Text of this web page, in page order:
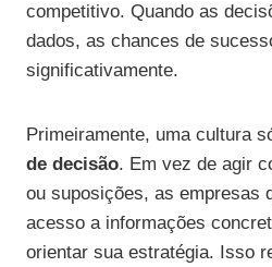
competitivo. Quando as
dados, as chances de
significativamente.
Primeiramente, uma cultura
de decisão. Em vez de agir
ou suposições, as empresas
acesso a informações
orientar sua estratégia. Isso